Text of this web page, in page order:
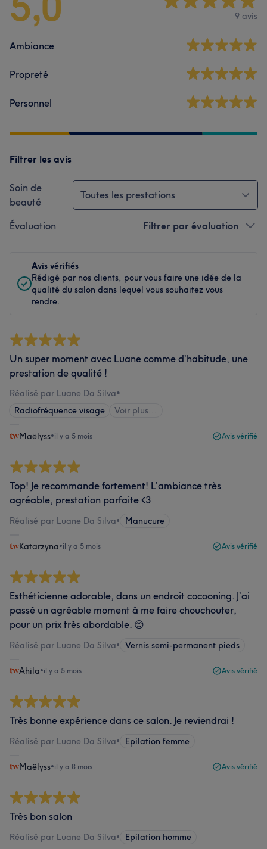
9 avis
Ambiance
Propreté
Personnel
Filtrer les avis
Soin de
beauté
Toutes les prestations
Évaluation Filtrer par évaluation
Avis vérifiés
Rédigé par nos clients, pour vous faire une idée de la
qualité du salon dans lequel vous souhaitez vous
rendre.
Un super moment avec Luane comme d’habitude, une
prestation de qualité !
Réalisé par Luane Da Silva•
Radiofréquence visage
Voir plus...
Maëlyss•il y a 5 mois Avis vérifié
Top! Je recommande fortement! L’ambiance très
agréable, prestation parfaite <3
Réalisé par Luane Da Silva• Manucure
Katarzyna•il y a 5 mois Avis vérifié
Esthéticienne adorable, dans un endroit cocooning. J’ai
passé un agréable moment à me faire chouchouter,
pour un prix très abordable. 😊
Réalisé par Luane Da Silva• Vernis semi-permanent pieds
Ahila•il y a 5 mois Avis vérifié
Très bonne expérience dans ce salon. Je reviendrai !
Réalisé par Luane Da Silva• Epilation femme
Maëlyss•il y a 8 mois Avis vérifié
Très bon salon
Réalisé par Luane Da Silva• Epilation homme